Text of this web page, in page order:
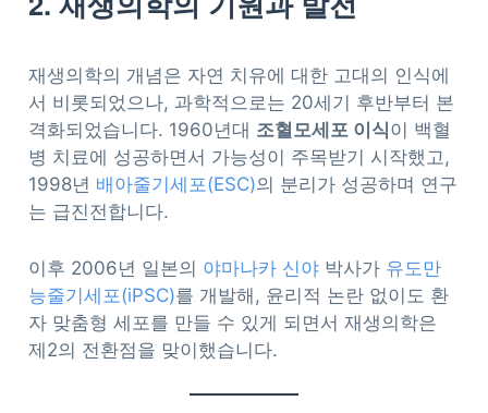
재생의학의 개념은 자연 치유에 대한 고대의 인식에
서 비롯되었으나, 과학적으로는 20세기 후반부터 본
격화되었습니다. 1960년대 조혈모세포 이식이 백혈
병 치료에 성공하면서 가능성이 주목받기 시작했고,
1998년 배아줄기세포(ESC)의 분리가 성공하며 연구
는 급진전합니다.
이후 2006년 일본의 야마나카 신야 박사가 유도만
능줄기세포(iPSC)를 개발해, 윤리적 논란 없이도 환
자 맞춤형 세포를 만들 수 있게 되면서 재생의학은
제2의 전환점을 맞이했습니다.